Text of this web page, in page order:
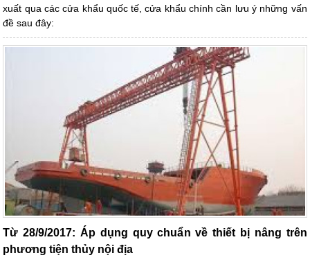
xuất qua các cửa khẩu quốc tế, cửa khẩu chính cần lưu ý những vấn
đề sau đây:
Từ 28/9/2017: Áp dụng quy chuẩn về thiết bị nâng trên
phương tiện thủy nội địa